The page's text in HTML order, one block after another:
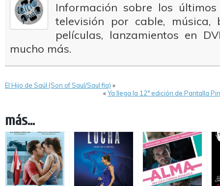
Información sobre los
televisión por cable, música,
películas, lanzamientos en
mucho más.
El Hijo de Saúl (Son of Saul/Saul fia) »
«Ya llega la 12° edición de Pantalla
más...